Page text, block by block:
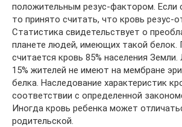
положительным резус-фактором. Если
то принято считать, что кровь резус-
Статистика свидетельствует о
планете людей, имеющих такой белок.
считается кровь 85% населения
15% жителей не имеют на мембране
белка. Наследование характеристик
соответствии с определенной
Иногда кровь ребенка может
родительской.